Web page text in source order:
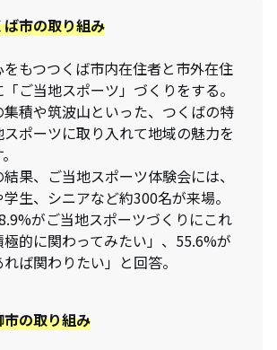
ば市の取り組み
もつつくば市内在住者と市外在住
ご当地スポーツ」づくりをする。
積や筑波山といった、つくばの特
ポーツに取り入れて地域の魅力を
果、ご当地スポーツ体験会には、
生、シニアなど約300名が来場。
がご当地スポーツづくりにこれ
的に関わってみたい」、55.6%が
れば関わりたい」と回答。
市の取り組み